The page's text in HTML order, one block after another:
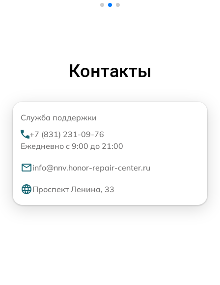
Контакты
Служба поддержки
+7 (831) 231-09-76
Ежедневно с 9:00 до 21:00
info@nnv.honor-repair-center.ru
Проспект Ленина, 33